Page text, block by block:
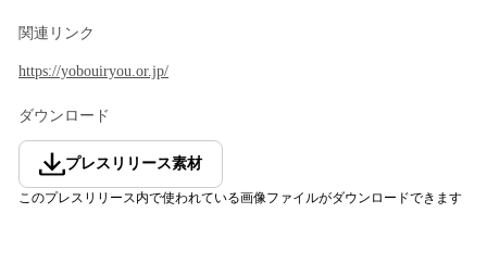
関連リンク
https://yobouiryou.or.jp/
ダウンロード
プレスリリース素材
このプレスリリース内で使われている画像ファイルがダウンロードできます